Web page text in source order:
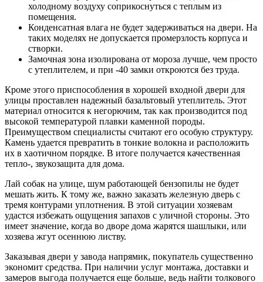
холодному воздуху соприкоснуться с теплым из
помещения.
Конденсатная влага не будет задерживаться на двери. На
таких моделях не допускается промерзлость корпуса и
створки.
Замочная зона изолирована от мороза лучше, чем просто
с утеплителем, и при -40 замки откроются без труда.
Кроме этого приспособления в хорошей входной двери для
улицы проставлен надежный базальтовый утеплитель. Этот
материал относится к негорючим, так как производится под
высокой температурой плавки каменной породы.
Преимуществом специалисты считают его особую структуру.
Камень удается превратить в тонкие волокна и расположить
их в хаотичном порядке. В итоге получается качественная
тепло-, звукозащита для дома.
Лай собак на улице, шум работающей бензопилы не будет
мешать жить. К тому же, важно заказать железную дверь с
тремя контурами уплотнения. В этой ситуации хозяевам
удастся избежать ощущения запахов с уличной стороны. Это
имеет значение, когда во дворе дома жарятся шашлыки, или
хозяева жгут осеннюю листву.
Заказывая двери у завода напрямик, покупатель существенно
экономит средства. При наличии услуг монтажа, доставки и
замеров выгода получается еще больше, ведь найти толкового